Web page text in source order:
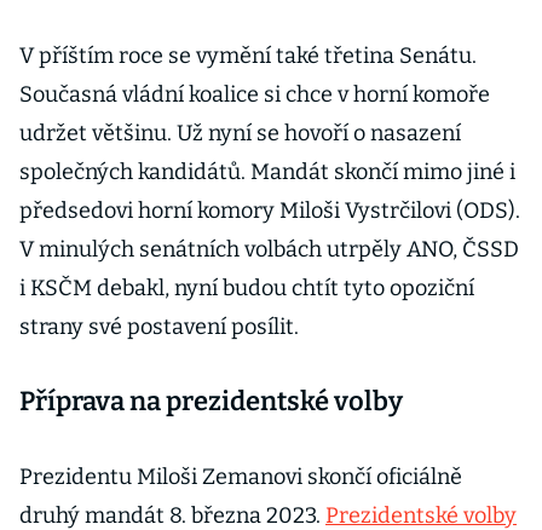
státu to půjde
ztěžka
V příštím roce se vymění také třetina Senátu.
Současná vládní koalice si chce v horní komoře
udržet většinu. Už nyní se hovoří o nasazení
společných kandidátů. Mandát skončí mimo jiné i
předsedovi horní komory Miloši Vystrčilovi (ODS).
V minulých senátních volbách utrpěly ANO, ČSSD
i KSČM debakl, nyní budou chtít tyto opoziční
strany své postavení posílit.
Příprava na prezidentské volby
Prezidentu Miloši Zemanovi skončí oficiálně
druhý mandát 8. března 2023. Prezidentské volby